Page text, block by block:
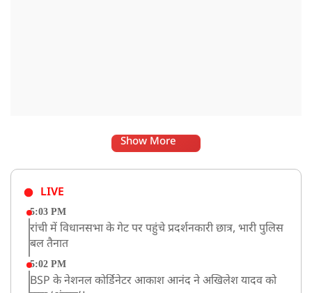
Show More
LIVE
5:03 PM
रांची में विधानसभा के गेट पर पहुंचे प्रदर्शनकारी छात्र, भारी पुलिस
बल तैनात
5:02 PM
BSP के नेशनल कोर्डिनेटर आकाश आनंद ने अखिलेश यादव को